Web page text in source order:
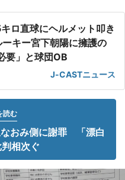
ロ直球にヘルメット叩き
キー宮下朝陽に擁護の
要」と球団OB
J-CASTニュース
読む
おみ側に謝罪 「漂白
相次ぐ